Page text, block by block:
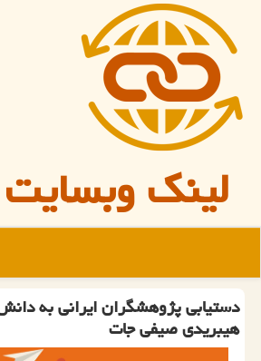
لینک وبسایت
دستیابی پژوهشگران ایرانی به
هیبریدی صیفی جات